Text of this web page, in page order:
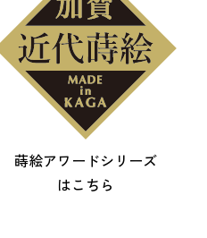
蒔絵アワードシリーズ
はこちら